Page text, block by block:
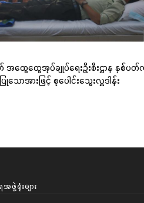
က် အထွေထွေအုပ်ချုပ်ရေးဦးစီးဌာန နှစ်ပ
ာအားဖြင့် စုပေါင်းသွေးလှူဒါန်း
ရုံးများ